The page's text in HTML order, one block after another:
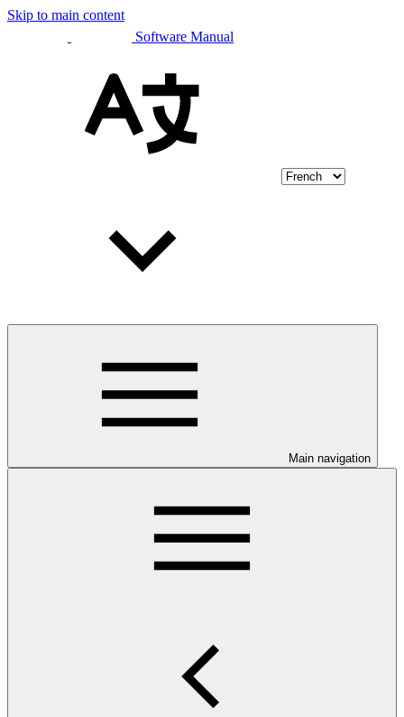
Skip to main content
Software Manual
Main navigation